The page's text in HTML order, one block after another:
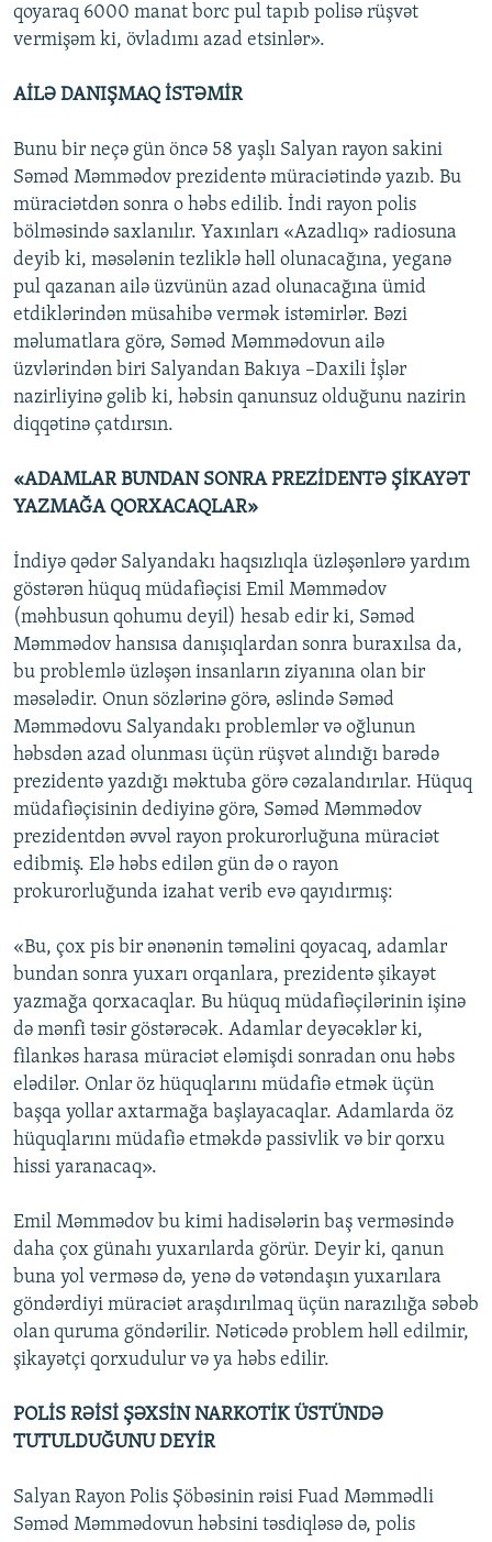
qoyaraq 6000 manat borc pul tapıb polisə rüşvət
vermişəm ki, övladımı azad etsinlər».
AİLƏ DANIŞMAQ İSTƏMİR
Bunu bir neçə gün öncə 58 yaşlı Salyan rayon sakini
Səməd Məmmədov prezidentə müraciətində yazıb. Bu
müraciətdən sonra o həbs edilib. İndi rayon polis
bölməsində saxlanılır. Yaxınları «Azadlıq» radiosuna
deyib ki, məsələnin tezliklə həll olunacağına, yeganə
pul qazanan ailə üzvünün azad olunacağına ümid
etdiklərindən müsahibə vermək istəmirlər. Bəzi
məlumatlara görə, Səməd Məmmədovun ailə
üzvlərindən biri Salyandan Bakıya –Daxili İşlər
nazirliyinə gəlib ki, həbsin qanunsuz olduğunu nazirin
diqqətinə çatdırsın.
«ADAMLAR BUNDAN SONRA PREZİDENTƏ ŞİKAYƏT
YAZMAĞA QORXACAQLAR»
İndiyə qədər Salyandakı haqsızlıqla üzləşənlərə yardım
göstərən hüquq müdafiəçisi Emil Məmmədov
(məhbusun qohumu deyil) hesab edir ki, Səməd
Məmmədov hansısa danışıqlardan sonra buraxılsa da,
bu problemlə üzləşən insanların ziyanına olan bir
məsələdir. Onun sözlərinə görə, əslində Səməd
Məmmədovu Salyandakı problemlər və oğlunun
həbsdən azad olunması üçün rüşvət alındığı barədə
prezidentə yazdığı məktuba görə cəzalandırılar. Hüquq
müdafiəçisinin dediyinə görə, Səməd Məmmədov
prezidentdən əvvəl rayon prokurorluğuna müraciət
edibmiş. Elə həbs edilən gün də o rayon
prokurorluğunda izahat verib evə qayıdırmış:
«Bu, çox pis bir ənənənin təməlini qoyacaq, adamlar
bundan sonra yuxarı orqanlara, prezidentə şikayət
yazmağa qorxacaqlar. Bu hüquq müdafiəçilərinin işinə
də mənfi təsir göstərəcək. Adamlar deyəcəklər ki,
filankəs harasa müraciət eləmişdi sonradan onu həbs
elədilər. Onlar öz hüquqlarını müdafiə etmək üçün
başqa yollar axtarmağa başlayacaqlar. Adamlarda öz
hüquqlarını müdafiə etməkdə passivlik və bir qorxu
hissi yaranacaq».
Emil Məmmədov bu kimi hadisələrin baş verməsində
daha çox günahı yuxarılarda görür. Deyir ki, qanun
buna yol verməsə də, yenə də vətəndaşın yuxarılara
göndərdiyi müraciət araşdırılmaq üçün narazılığa səbəb
olan quruma göndərilir. Nəticədə problem həll edilmir,
şikayətçi qorxudulur və ya həbs edilir.
POLİS RƏİSİ ŞƏXSİN NARKOTİK ÜSTÜNDƏ
TUTULDUĞUNU DEYİR
Salyan Rayon Polis Şöbəsinin rəisi Fuad Məmmədli
Səməd Məmmədovun həbsini təsdiqləsə də, polis